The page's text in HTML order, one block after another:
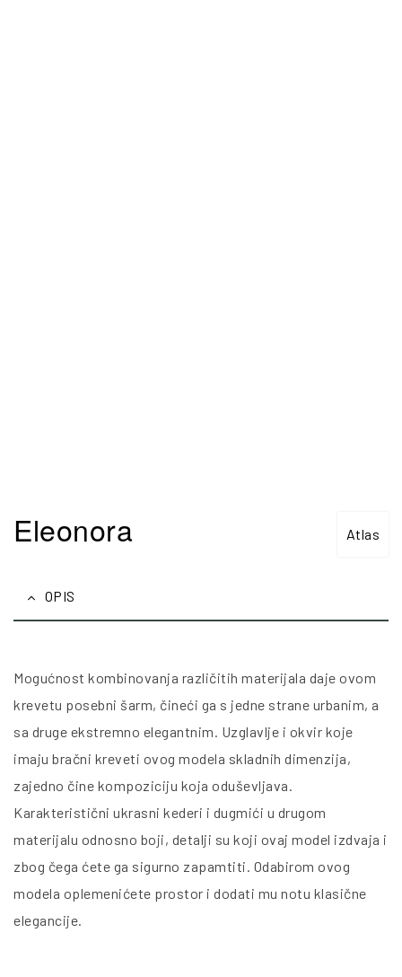
Atlas
Eleonora
OPIS
Mogućnost kombinovanja različitih materijala daje ovom
krevetu posebni šarm, čineći ga s jedne strane urbanim, a
sa druge ekstremno elegantnim. Uzglavlje i okvir koje
imaju bračni kreveti ovog modela skladnih dimenzija,
zajedno čine kompoziciju koja oduševljava.
Karakteristični ukrasni kederi i dugmići u drugom
materijalu odnosno boji, detalji su koji ovaj model izdvaja i
zbog čega ćete ga sigurno zapamtiti. Odabirom ovog
modela oplemenićete prostor i dodati mu notu klasične
elegancije.